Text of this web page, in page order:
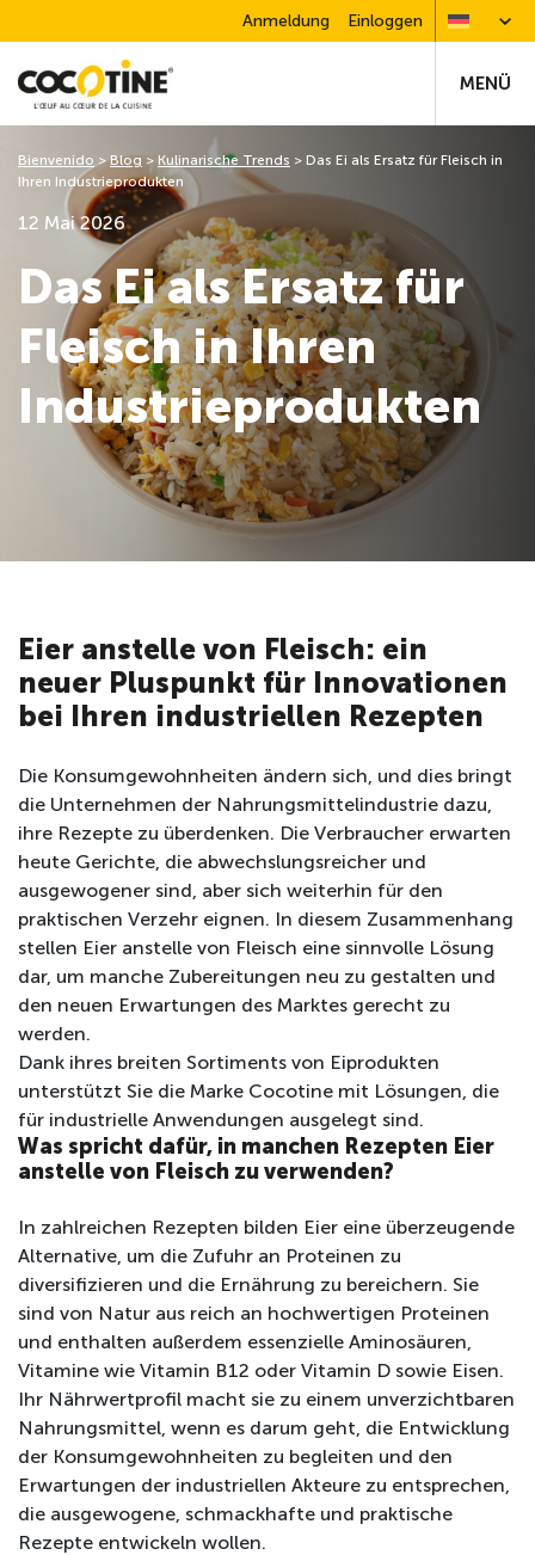
Anmeldung Einloggen
MENÜ
12 Mai 2026
Das Ei als Ersatz für
Fleisch in Ihren
Industrieprodukten
Bienvenido >Blog > Kulinarische Trends > Das Ei als Ersatz für Fleisch in
Ihren Industrieprodukten
Eier anstelle von Fleisch: ein
neuer Pluspunkt für Innovationen
bei Ihren industriellen Rezepten
Die Konsumgewohnheiten ändern sich, und dies bringt
die Unternehmen der Nahrungsmittelindustrie dazu,
ihre Rezepte zu überdenken. Die Verbraucher erwarten
heute Gerichte, die abwechslungsreicher und
ausgewogener sind, aber sich weiterhin für den
praktischen Verzehr eignen. In diesem Zusammenhang
stellen Eier anstelle von Fleisch eine sinnvolle Lösung
dar, um manche Zubereitungen neu zu gestalten und
den neuen Erwartungen des Marktes gerecht zu
werden.
Dank ihres breiten Sortiments von Eiprodukten
unterstützt Sie die Marke Cocotine mit Lösungen, die
für industrielle Anwendungen ausgelegt sind.
Was spricht dafür, in manchen Rezepten Eier
anstelle von Fleisch zu verwenden?
In zahlreichen Rezepten bilden Eier eine überzeugende
Alternative, um die Zufuhr an Proteinen zu
diversifizieren und die Ernährung zu bereichern. Sie
sind von Natur aus reich an hochwertigen Proteinen
und enthalten außerdem essenzielle Aminosäuren,
Vitamine wie Vitamin B12 oder Vitamin D sowie Eisen.
Ihr Nährwertprofil macht sie zu einem unverzichtbaren
Nahrungsmittel, wenn es darum geht, die Entwicklung
der Konsumgewohnheiten zu begleiten und den
Erwartungen der industriellen Akteure zu entsprechen,
die ausgewogene, schmackhafte und praktische
Rezepte entwickeln wollen.